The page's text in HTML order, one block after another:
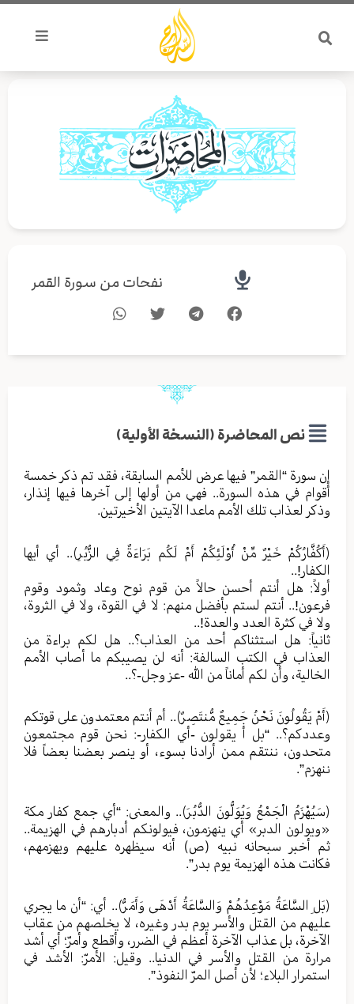
تخطي
المحتوى
نفحات من سورة القمر
نص المحاضرة (النسخة الأولية)
إن سورة “القمر” فيها عرض للأمم السابقة، فقد تم ذكر خمسة
أقوام في هذه السورة.. فهي من أولها إلى آخرها فيها إنذار،
وذكر لعذاب تلك الأمم ماعدا الآيتين الأخيرتين.
﴿أَكُفَّارُكُمْ خَيْرٌ مِّنْ أُوْلَئِكُمْ أَمْ لَكُم بَرَاءَةٌ فِي الزُّبُرِ﴾.. أي أيها
الكفار!..
أولاً: هل أنتم أحسن حالاً من قوم نوح وعاد وثمود وقوم
فرعون!.. أنتم لستم بأفضل منهم: لا في القوة، ولا في الثروة،
ولا في كثرة العدد والعدة!..
ثانياً: هل استثناكم أحد من العذاب؟.. هل لكم براءة من
العذاب في الكتب السالفة: أنه لن يصيبكم ما أصاب الأمم
الخالية، وأن لكم أماناً من الله -عز وجل-؟..
﴿أَمْ يَقُولُونَ نَحْنُ جَمِيعٌ مُّنتَصِرٌ﴾.. أم أنتم معتمدون على قوتكم
وعددكم؟.. “بل أ يقولون -أي الكفار-: نحن قوم مجتمعون
متحدون، ننتقم ممن أرادنا بسوء، أو ينصر بعضنا بعضاً فلا
ننهزم”.
﴿سَيُهْزَمُ الْجَمْعُ وَيُوَلُّونَ الدُّبُرَ﴾.. والمعنى: “أي جمع كفار مكة
«ويولون الدبر» أي ينهزمون، فيولونكم أدبارهم في الهزيمة..
ثم أخبر سبحانه نبيه (ص) أنه سيظهره عليهم ويهزمهم،
فكانت هذه الهزيمة يوم بدر”.
﴿بَلِ السَّاعَةُ مَوْعِدُهُمْ وَالسَّاعَةُ أَدْهَى وَأَمَرُّ﴾.. أي: “أن ما يجري
عليهم من القتل والأسر يوم بدر وغيره، لا يخلصهم من عقاب
الآخرة، بل عذاب الآخرة أعظم في الضرر، وأقطع وأمرّ؛ أي أشد
مرارة من القتل والأسر في الدنيا.. وقيل: الأمرّ: الأشد في
استمرار البلاء؛ لأن أصل المرّ النفوذ”.